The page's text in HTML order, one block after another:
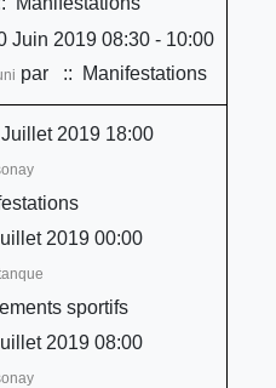
Juin 2019 08:30 - 10:00
par :: Manifestations
2019 18:00
2019 00:00
sportifs
2019 08:00